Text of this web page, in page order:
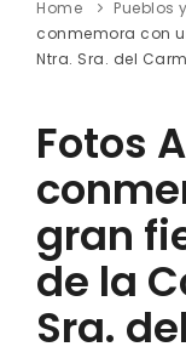
Home Pueblos
conmemora con
Ntra. Sra. del
Fotos
gran
de la
Sra.